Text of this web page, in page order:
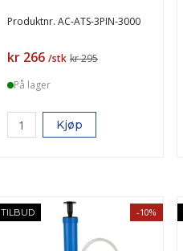
Produktnr. AC-ATS-3PIN-3000
Pris
kr 266 /stk kr 295
På lager
Kjøp
TILBUD -10%